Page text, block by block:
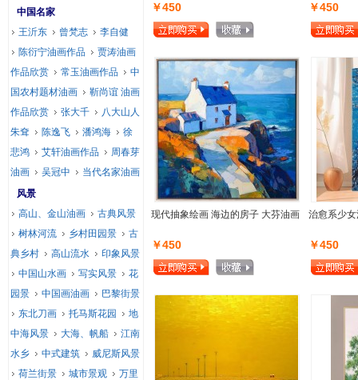
￥450 ￥450
现代抽象绘画 海边的房子 大芬油画
￥450
治愈系少
￥450
中国名家
王沂东
曾梵志
李自健
陈衍宁油画作品
贾涛油画
作品欣赏
常玉油画作品
中
国农村题材油画
靳尚谊 油画
作品欣赏
张大千
八大山人
朱耷
陈逸飞 潘鸿海
徐
悲鸿
艾轩油画作品
周春芽
油画
吴冠中
当代名家油画
风景
高山、金山油画
古典风景
树林河流
乡村田园景
古
典乡村
高山流水
印象风景
中国山水画
写实风景
花
园景
中国画油画
巴黎街景
东北刀画
托马斯花园
地
中海风景
大海、帆船
江南
水乡
中式建筑
威尼斯风景
荷兰街景
城市景观
万里